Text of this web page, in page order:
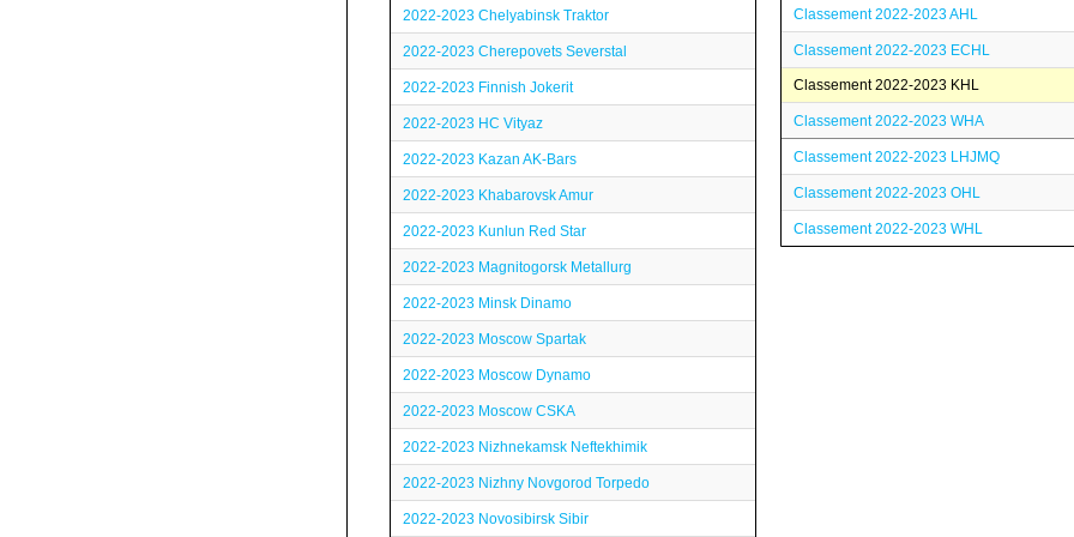
2022-2023 Chelyabinsk Traktor
2022-2023 Cherepovets Severstal
2022-2023 Finnish Jokerit
2022-2023 HC Vityaz
2022-2023 Kazan AK-Bars
2022-2023 Khabarovsk Amur
2022-2023 Kunlun Red Star
2022-2023 Magnitogorsk Metallurg
2022-2023 Minsk Dinamo
2022-2023 Moscow Spartak
2022-2023 Moscow Dynamo
2022-2023 Moscow CSKA
2022-2023 Nizhnekamsk Neftekhimik
2022-2023 Nizhny Novgorod Torpedo
2022-2023 Novosibirsk Sibir
Classement 2022-2023 AHL
Classement 2022-2023 ECHL
Classement 2022-2023 KHL
Classement 2022-2023 WHA
Classement 2022-2023 LHJMQ
Classement 2022-2023 OHL
Classement 2022-2023 WHL